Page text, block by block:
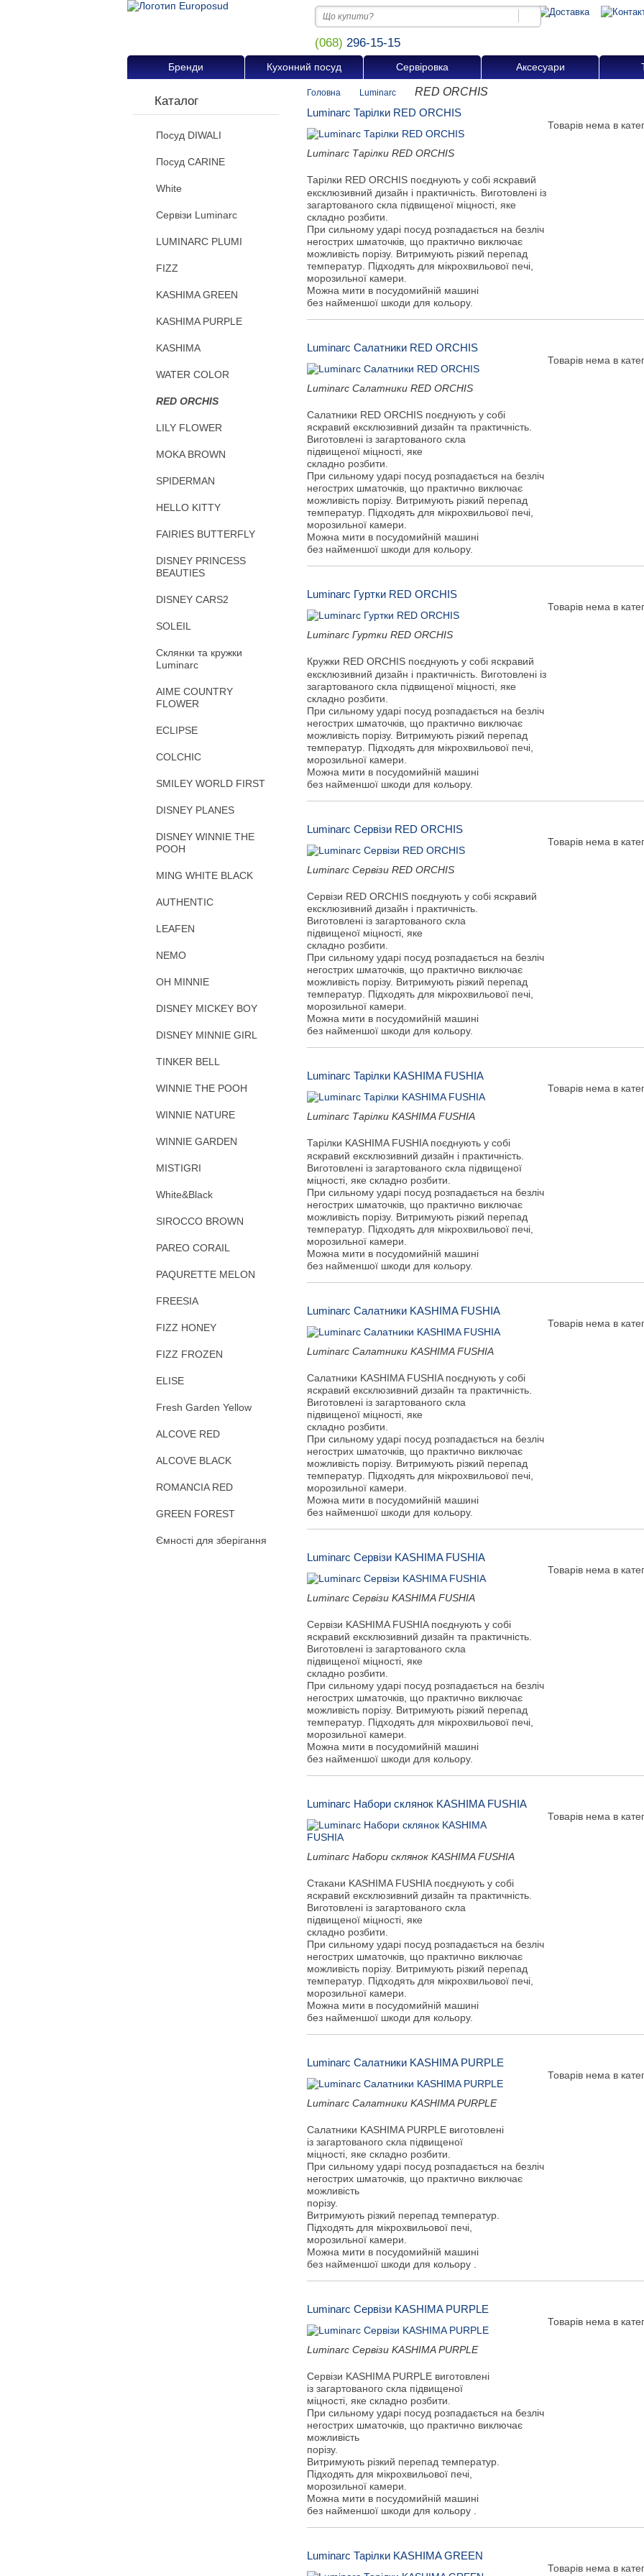
(068) 296-15-15
Бренди Кухонний посуд Сервіровка Аксесуари
Каталог
Посуд DIWALI
Посуд CARINE
White
Сервізи Luminarc
LUMINARC PLUMI
FIZZ
KASHIMA GREEN
KASHIMA PURPLE
KASHIMA
WATER COLOR
RED ORCHIS
LILY FLOWER
MOKA BROWN
SPIDERMAN
HELLO KITTY
FAIRIES BUTTERFLY
DISNEY PRINCESS
BEAUTIES
DISNEY CARS2
SOLEIL
Склянки та кружки
Luminarc
AIME COUNTRY
FLOWER
ECLIPSE
COLCHIC
SMILEY WORLD FIRST
DISNEY PLANES
DISNEY WINNIE THE
POOH
MING WHITE BLACK
AUTHENTIC
LEAFEN
NEMO
OH MINNIE
DISNEY MICKEY BOY
DISNEY MINNIE GIRL
TINKER BELL
WINNIE THE POOH
WINNIE NATURE
WINNIE GARDEN
MISTIGRI
White&Black
SIROCCO BROWN
PAREO CORAIL
PAQURETTE MELON
FREESIA
FIZZ HONEY
FIZZ FROZEN
ELISE
Fresh Garden Yellow
ALCOVE RED
ALCOVE BLACK
ROMANCIA RED
GREEN FOREST
Ємності для зберігання
Головна Luminarc
RED ORCHIS
Luminarc Тарілки RED ORCHIS
Luminarc Тарілки RED ORCHIS
Тарілки RED ORCHIS поєднують у собі яскравий
ексклюзивний дизайн і практичність. Виготовлені із
загартованого скла підвищеної міцності, яке
складно розбити.
При сильному ударі посуд розпадається на безліч
негострих шматочків, що практично виключає
можливість порізу. Витримують різкий перепад
температур. Підходять для мікрохвильової печі,
морозильної камери.
Можна мити в посудомийній машині
без найменшої шкоди для кольору.
Товарів нема в
Luminarc Салатники RED ORCHIS
Luminarc Салатники RED ORCHIS
Салатники RED ORCHIS поєднують у собі
яскравий ексклюзивний дизайн та практичність.
Виготовлені із загартованого скла
підвищеної міцності, яке
складно розбити.
При сильному ударі посуд розпадається на безліч
негострих шматочків, що практично виключає
можливість порізу. Витримують різкий перепад
температур. Підходять для мікрохвильової печі,
морозильної камери.
Можна мити в посудомийній машині
без найменшої шкоди для кольору.
Товарів нема в
Luminarc Гуртки RED ORCHIS
Luminarc Гуртки RED ORCHIS
Кружки RED ORCHIS поєднують у собі яскравий
ексклюзивний дизайн і практичність. Виготовлені із
загартованого скла підвищеної міцності, яке
складно розбити.
При сильному ударі посуд розпадається на безліч
негострих шматочків, що практично виключає
можливість порізу. Витримують різкий перепад
температур. Підходять для мікрохвильової печі,
морозильної камери.
Можна мити в посудомийній машині
без найменшої шкоди для кольору.
Товарів нема в
Luminarc Сервізи RED ORCHIS
Luminarc Сервізи RED ORCHIS
Сервізи RED ORCHIS поєднують у собі яскравий
ексклюзивний дизайн і практичність.
Виготовлені із загартованого скла
підвищеної міцності, яке
складно розбити.
При сильному ударі посуд розпадається на безліч
негострих шматочків, що практично виключає
можливість порізу. Витримують різкий перепад
температур. Підходять для мікрохвильової печі,
морозильної камери.
Можна мити в посудомийній машині
без найменшої шкоди для кольору.
Товарів нема в
Luminarc Тарілки KASHIMA FUSHIA
Luminarc Тарілки KASHIMA FUSHIA
Тарілки KASHIMA FUSHIA поєднують у собі
яскравий ексклюзивний дизайн і практичність.
Виготовлені із загартованого скла підвищеної
міцності, яке складно розбити.
При сильному ударі посуд розпадається на безліч
негострих шматочків, що практично виключає
можливість порізу. Витримують різкий перепад
температур. Підходять для мікрохвильової печі,
морозильної камери.
Можна мити в посудомийній машині
без найменшої шкоди для кольору.
Товарів нема в
Luminarc Салатники KASHIMA FUSHIA
Luminarc Салатники KASHIMA FUSHIA
Салатники KASHIMA FUSHIA поєднують у собі
яскравий ексклюзивний дизайн та практичність.
Виготовлені із загартованого скла
підвищеної міцності, яке
складно розбити.
При сильному ударі посуд розпадається на безліч
негострих шматочків, що практично виключає
можливість порізу. Витримують різкий перепад
температур. Підходять для мікрохвильової печі,
морозильної камери.
Можна мити в посудомийній машині
без найменшої шкоди для кольору.
Товарів нема в
Luminarc Сервізи KASHIMA FUSHIA
Luminarc Сервізи KASHIMA FUSHIA
Сервізи KASHIMA FUSHIA поєднують у собі
яскравий ексклюзивний дизайн та практичність.
Виготовлені із загартованого скла
підвищеної міцності, яке
складно розбити.
При сильному ударі посуд розпадається на безліч
негострих шматочків, що практично виключає
можливість порізу. Витримують різкий перепад
температур. Підходять для мікрохвильової печі,
морозильної камери.
Можна мити в посудомийній машині
без найменшої шкоди для кольору.
Товарів нема в
Luminarc Набори склянок KASHIMA FUSHIA
Luminarc Набори склянок KASHIMA FUSHIA
Стакани KASHIMA FUSHIA поєднують у собі
яскравий ексклюзивний дизайн та практичність.
Виготовлені із загартованого скла
підвищеної міцності, яке
складно розбити.
При сильному ударі посуд розпадається на безліч
негострих шматочків, що практично виключає
можливість порізу. Витримують різкий перепад
температур. Підходять для мікрохвильової печі,
морозильної камери.
Можна мити в посудомийній машині
без найменшої шкоди для кольору.
Товарів нема в
Luminarc Салатники KASHIMA PURPLE
Luminarc Салатники KASHIMA PURPLE
Салатники KASHIMA PURPLE виготовлені
із загартованого скла підвищеної
міцності, яке складно розбити.
При сильному ударі посуд розпадається на безліч
негострих шматочків, що практично виключає
можливість
порізу.
Витримують різкий перепад температур.
Підходять для мікрохвильової печі,
морозильної камери.
Можна мити в посудомийній машині
без найменшої шкоди для кольору .
Товарів нема в
Luminarc Сервізи KASHIMA PURPLE
Luminarc Сервізи KASHIMA PURPLE
Сервізи KASHIMA PURPLE виготовлені
із загартованого скла підвищеної
міцності, яке складно розбити.
При сильному ударі посуд розпадається на безліч
негострих шматочків, що практично виключає
можливість
порізу.
Витримують різкий перепад температур.
Підходять для мікрохвильової печі,
морозильної камери.
Можна мити в посудомийній машині
без найменшої шкоди для кольору .
Товарів нема в
Luminarc Тарілки KASHIMA GREEN
Товарів нема в